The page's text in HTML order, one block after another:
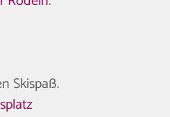
Skispaß.